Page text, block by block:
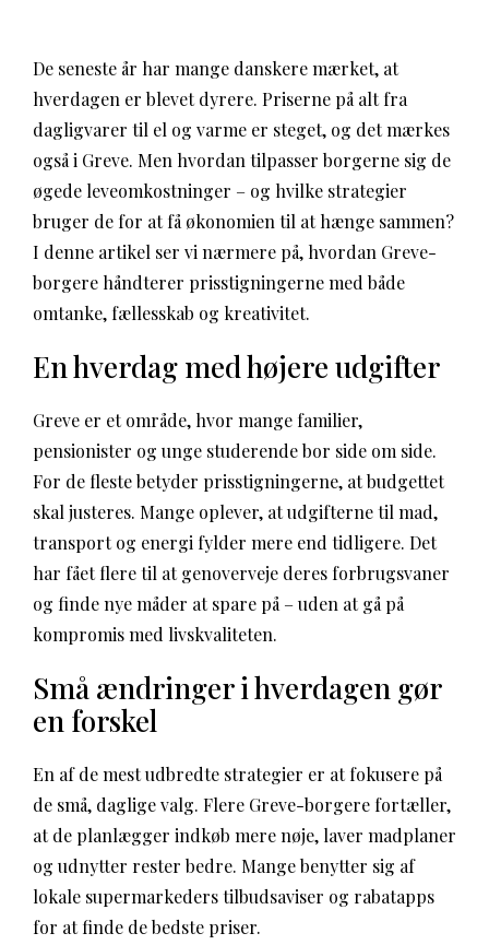
De seneste år har mange danskere mærket, at
hverdagen er blevet dyrere. Priserne på alt fra
dagligvarer til el og varme er steget, og det mærkes
også i Greve. Men hvordan tilpasser borgerne sig de
øgede leveomkostninger – og hvilke strategier
bruger de for at få økonomien til at hænge sammen?
I denne artikel ser vi nærmere på, hvordan Greve-
borgere håndterer prisstigningerne med både
omtanke, fællesskab og kreativitet.
En hverdag med højere udgifter
Greve er et område, hvor mange familier,
pensionister og unge studerende bor side om side.
For de fleste betyder prisstigningerne, at budgettet
skal justeres. Mange oplever, at udgifterne til mad,
transport og energi fylder mere end tidligere. Det
har fået flere til at genoverveje deres forbrugsvaner
og finde nye måder at spare på – uden at gå på
kompromis med livskvaliteten.
Små ændringer i hverdagen gør
en forskel
En af de mest udbredte strategier er at fokusere på
de små, daglige valg. Flere Greve-borgere fortæller,
at de planlægger indkøb mere nøje, laver madplaner
og udnytter rester bedre. Mange benytter sig af
lokale supermarkeders tilbudsaviser og rabatapps
for at finde de bedste priser.